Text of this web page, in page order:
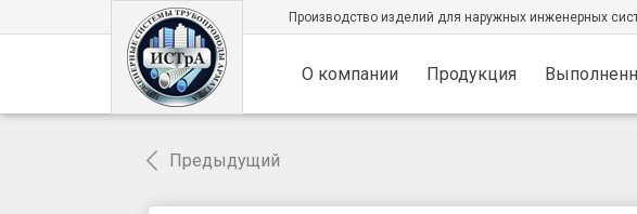
Производство изделий для наружных инженерных
О компании Продукция
Предыдущий